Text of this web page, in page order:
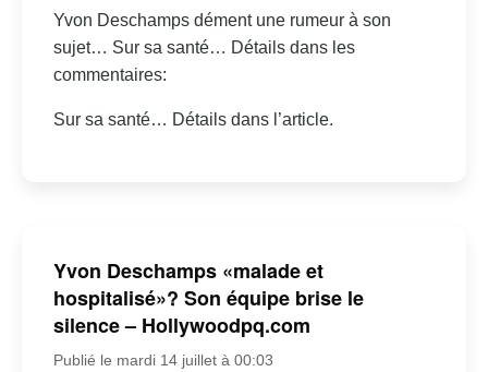
Yvon Deschamps dément une rumeur à son
sujet… Sur sa santé… Détails dans les
commentaires:
Sur sa santé… Détails dans l’article.
Yvon Deschamps «malade et
hospitalisé»? Son équipe brise le
silence – Hollywoodpq.com
Publié le mardi 14 juillet à 00:03